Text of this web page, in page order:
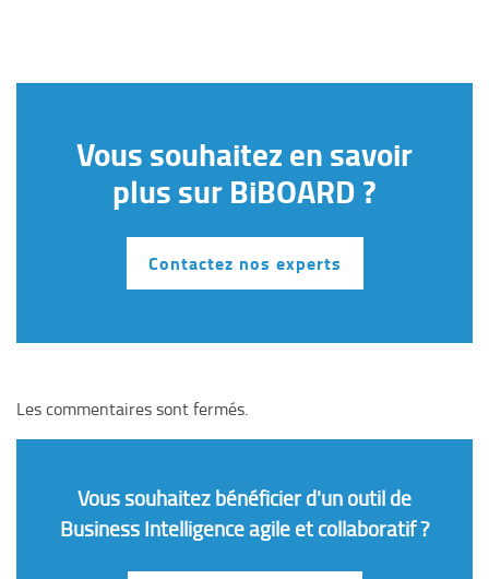
Vous souhaitez en savoir
plus sur BiBOARD ?
Contactez nos experts
Les commentaires sont fermés.
Vous souhaitez bénéficier d'un outil de
Business Intelligence agile et collaboratif ?